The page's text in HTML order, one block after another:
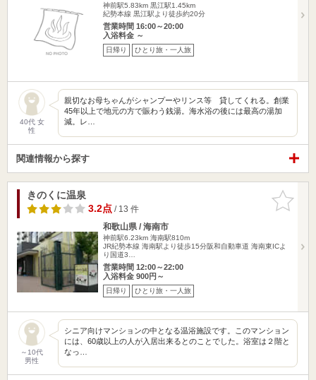
神前駅5.83km 黒江駅1.45km
紀勢本線 黒江駅より徒歩約20分
営業時間 16:00～20:00
入浴料金 ～
日帰り ひとり旅・一人旅
40代 女
性
親切なお母ちゃんがシャンプーやリンス等 貸してくれる。創業
45年以上で地元の方で賑わう銭湯。海水浴の後には最高の湯加
減。レ…
関連情報から探す
お気に入
りに追加
きのくに温泉
3.2点/ 13 件
和歌山県 / 海南市
神前駅6.23km 海南駅810m
JR紀勢本線 海南駅より徒歩15分阪和自動車道 海南東ICよ
り国道3…
営業時間 12:00～22:00
入浴料金 900円～
日帰り ひとり旅・一人旅
～10代
男性
シニア向けマンションの中となる温浴施設です。このマンション
には、60歳以上の人が入居出来るとのことでした。浴室は２階と
なっ…